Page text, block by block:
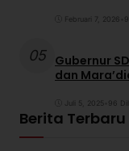
Februari 7, 2026
05 Gubernur
dan
Juli 5, 2025 96
Berita Terbaru